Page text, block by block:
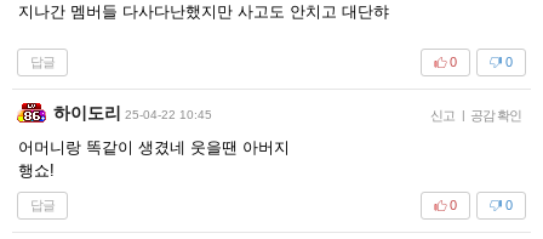
지나간 멤버들 다사다난했지만 사고도 안치고 대단햐
답글 0
0
하이도리 25-04-22 10:45 신고 | 공감 확인
어머니랑 똑같이 생겼네 웃을땐 아버지
행쇼!
답글 0
0